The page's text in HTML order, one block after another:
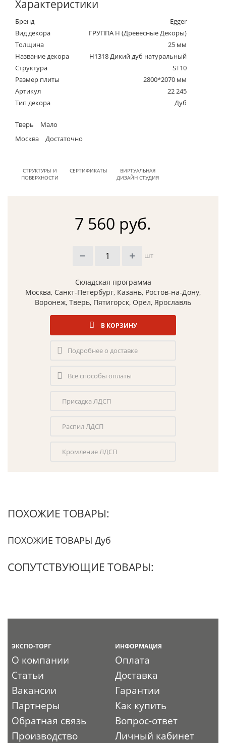
Характеристики
Бренд
Egger
Вид декора
ГРУППА Н (Древесные Декоры)
Толщина
25 мм
Название декора
H1318 Дикий дуб натуральный
Структура
ST10
Размер плиты
2800*2070 мм
Артикул
22 245
Тип декора
Дуб
Тверь
Мало
Москва
Достаточно
СТРУКТУРЫ И
ПОВЕРХНОСТИ
СЕРТИФИКАТЫ
ВИРТУАЛЬНАЯ
ДИЗАЙН СТУДИЯ
7 560 руб.
шт
Складская программа
Москва, Санкт-Петербург, Казань, Ростов-на-Дону,
Воронеж, Тверь, Пятигорск, Орел, Ярославль
В КОРЗИНУ
Подробнее о доставке
Все способы оплаты
Присадка ЛДСП
Распил ЛДСП
Кромление ЛДСП
ПОХОЖИЕ ТОВАРЫ:
ПОХОЖИЕ ТОВАРЫ Дуб
СОПУТСТВУЮЩИЕ ТОВАРЫ:
ЭКСПО-ТОРГ
О компании
Статьи
Вакансии
Партнеры
Обратная связь
Производство
ИНФОРМАЦИЯ
Оплата
Доставка
Гарантии
Как купить
Вопрос-ответ
Личный кабинет